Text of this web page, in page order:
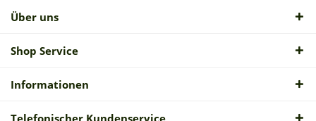
Über uns
Shop Service
Informationen
Telefonischer Kundenservice